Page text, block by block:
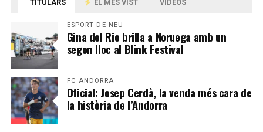
TITULARS EL MÉS VIST VÍDEOS
ESPORT DE NEU
Gina del Rio brilla a Noruega amb un
segon lloc al Blink Festival
FC ANDORRA
Oficial: Josep Cerdà, la venda més cara de
la història de l’Andorra